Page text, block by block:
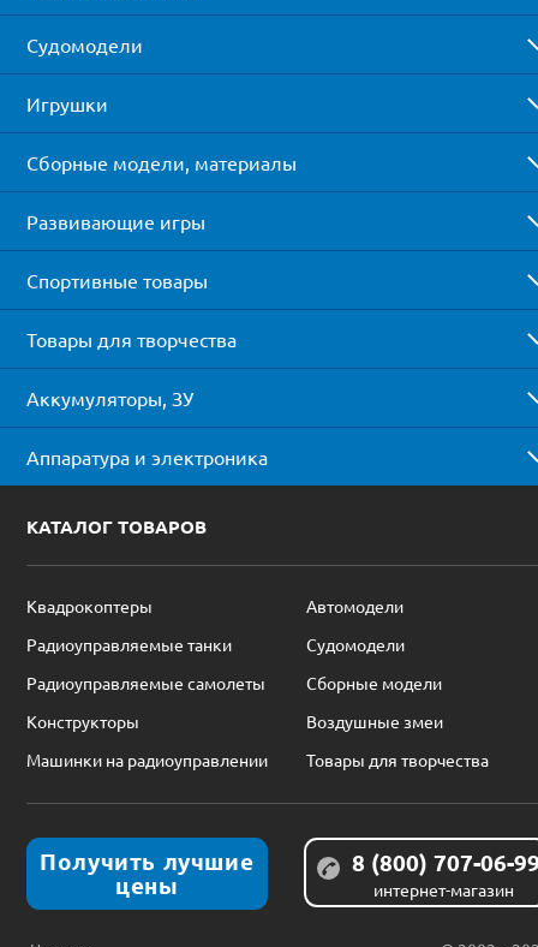
Судомодели
Игрушки
Сборные модели, материалы
Развивающие игры
Спортивные товары
Товары для творчества
Аккумуляторы, ЗУ
Аппаратура и электроника
КАТАЛОГ ТОВАРОВ
Квадрокоптеры
Автомодели
Радиоуправляемые танки
Судомодели
Радиоуправляемые самолеты
Сборные модели
Конструкторы
Воздушные змеи
Машинки на радиоуправлении
Товары для творчества
Получить лучшие
цены
8 (800) 707-06-
интернет-магазин